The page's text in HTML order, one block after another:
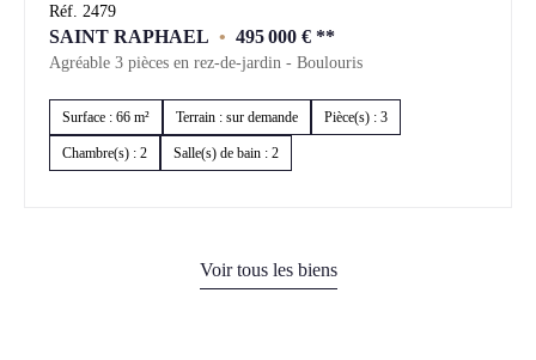
Réf. 2479
SAINT RAPHAEL • 495 000 € **
Agréable 3 pièces en rez-de-jardin - Boulouris
Surface : 66 m² Terrain : sur demande Pièce(s) : 3
Chambre(s) : 2 Salle(s) de bain : 2
Voir tous les biens